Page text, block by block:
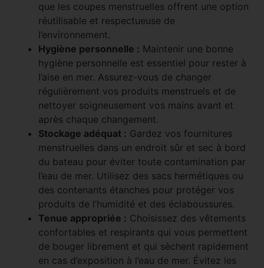
que les coupes menstruelles offrent une option
réutilisable et respectueuse de
l’environnement.
Hygiène personnelle : Maintenir une bonne
hygiène personnelle est essentiel pour rester à
l’aise en mer. Assurez-vous de changer
régulièrement vos produits menstruels et de
nettoyer soigneusement vos mains avant et
après chaque changement.
Stockage adéquat : Gardez vos fournitures
menstruelles dans un endroit sûr et sec à bord
du bateau pour éviter toute contamination par
l’eau de mer. Utilisez des sacs hermétiques ou
des contenants étanches pour protéger vos
produits de l’humidité et des éclaboussures.
Tenue appropriée : Choisissez des vêtements
confortables et respirants qui vous permettent
de bouger librement et qui sèchent rapidement
en cas d’exposition à l’eau de mer. Évitez les